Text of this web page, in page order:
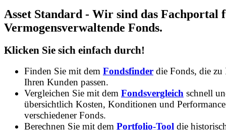
Asset Standard - Wir sind das Fachportal
Vermogensverwaltende Fonds.
Klicken Sie sich einfach durch!
Finden Sie mit dem Fondsfinder die Fonds, die zu
Ihren Kunden passen.
Vergleichen Sie mit dem Fondsvergleich schnell
übersichtlich Kosten, Konditionen und Performance
verschiedener Fonds.
Berechnen Sie mit dem Portfolio-Tool die